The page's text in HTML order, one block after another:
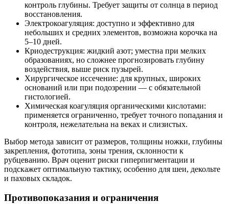
контроль глубины. Требует защиты от солнца в период
восстановления.
Электрокоагуляция: доступно и эффективно для
небольших и средних элементов, возможна корочка на
5–10 дней.
Криодеструкция: жидкий азот; уместна при мелких
образованиях, но сложнее прогнозировать глубину
воздействия, выше риск пузырей.
Хирургическое иссечение: для крупных, широких
оснований или при подозрении — с обязательной
гистологией.
Химическая коагуляция органическими кислотами:
применяется ограниченно, требует точного попадания и
контроля, нежелательна на веках и слизистых.
Выбор метода зависит от размеров, толщины ножки, глубины
закрепления, фототипа, зоны трения, склонности к
рубцеванию. Врач оценит риски гиперпигментации и
подскажет оптимальную тактику, особенно для шеи, декольте
и паховых складок.
Противопоказания и ограничения